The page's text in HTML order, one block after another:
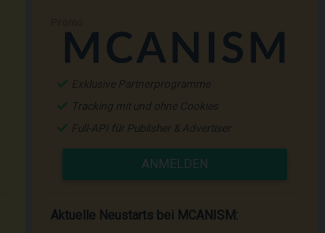
Exklusive Partnerprogramme
Tracking mit und ohne Cookies
Full-API für Publisher & Advertiser
ANMELDEN
Aktuelle Neustarts bei MCANISM: